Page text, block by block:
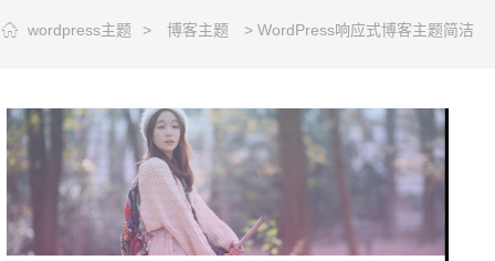
wordpress主题 > 博客主题 > WordPress响应式博客主题简洁